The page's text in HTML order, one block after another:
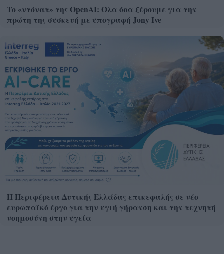
Το «ντόνατ» της OpenAI: Όλα όσα ξέρουμε για την
πρώτη της συσκευή με υπογραφή Jony Ive
Η Περιφέρεια Δυτικής Ελλάδας επικεφαλής σε νέο
ευρωπαϊκό έργο για την υγιή γήρανση και την τεχνητή
νοημοσύνη στην υγεία